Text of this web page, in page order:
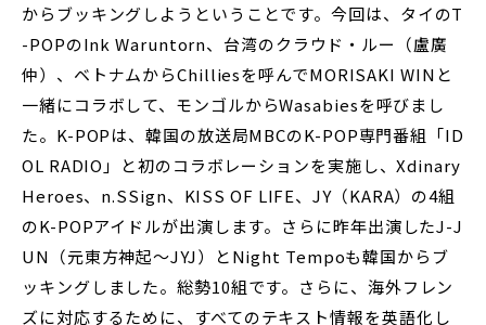
からブッキングしようということです。今回は、タイのT
-POPのInk Waruntorn、台湾のクラウド・ルー（盧廣
仲）、ベトナムからChilliesを呼んでMORISAKI WINと
一緒にコラボして、モンゴルからWasabiesを呼びまし
た。K-POPは、韓国の放送局MBCのK-POP専門番組「ID
OL RADIO」と初のコラボレーションを実施し、Xdinary
Heroes、n.SSign、KISS OF LIFE、JY（KARA）の4組
のK-POPアイドルが出演します。さらに昨年出演したJ-J
UN（元東方神起～JYJ）とNight Tempoも韓国からブ
ッキングしました。総勢10組です。さらに、海外フレン
ズに対応するために、すべてのテキスト情報を英語化し